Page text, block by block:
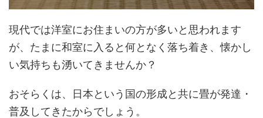
現代では洋室にお住まいの方が多いと思われます
が、たまに和室に入ると何となく落ち着き、懐かし
い気持ちも湧いてきませんか？
おそらくは、日本という国の形成と共に畳が発達・
普及してきたからでしょう。